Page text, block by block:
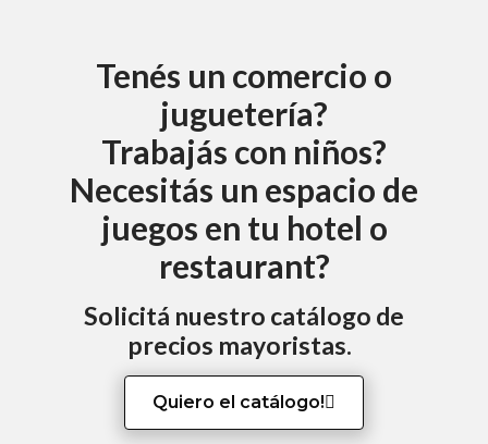
Tenés un comercio o
juguetería?
Trabajás con niños?
Necesitás un espacio de
juegos en tu hotel o
restaurant?
Solicitá nuestro catálogo de
precios mayoristas.
Quiero el catálogo!